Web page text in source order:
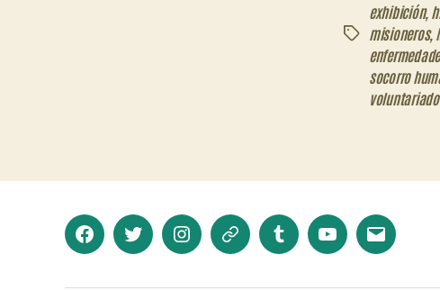
Etiquetas
exhibición,
misioneros,
socorro
voluntariado
FacebookTwitter InstagramTelegramTumblr YouTubeCorreo